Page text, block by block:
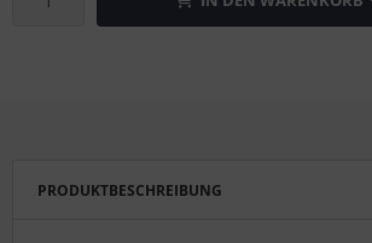
PRODUKTBESCHREIBUNG